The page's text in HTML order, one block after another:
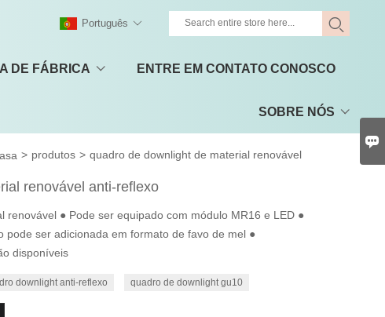
DE FÁBRICA ENTRE EM CONTATO CONOSCO
SOBRE NÓS
Português
> produtos > quadro de downlight de material renovável
renovável anti-reflexo
renovável ● Pode ser equipado com módulo MR16 e LED ●
pode ser adicionada em formato de favo de mel ●
disponíveis
downlight anti-reflexo quadro de downlight gu10
